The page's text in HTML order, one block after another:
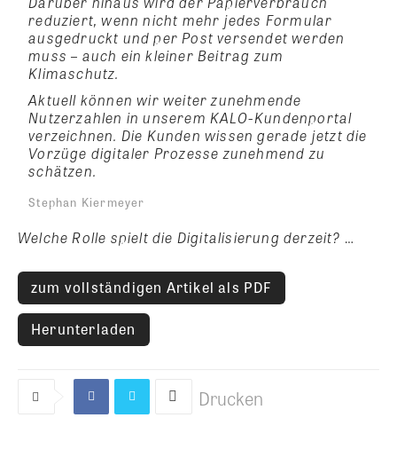
reduziert, wenn nicht mehr jedes Formular
ausgedruckt und per Post versendet werden
muss – auch ein kleiner Beitrag zum
Klimaschutz.
Aktuell können wir weiter zunehmende
Nutzerzahlen in unserem KALO-Kundenportal
verzeichnen. Die Kunden wissen gerade jetzt die
Vorzüge digitaler Prozesse zunehmend zu
schätzen.
Stephan Kiermeyer
Welche Rolle spielt die Digitalisierung derzeit? …
zum vollständigen Artikel als PDF
Herunterladen
Drucken